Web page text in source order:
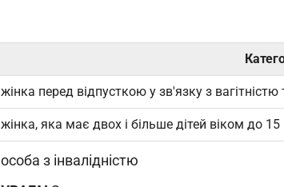
жінка перед відпусткою у зв'язку з
жінка, яка має двох і більше дітей віком до 15
особа з інвалідністю